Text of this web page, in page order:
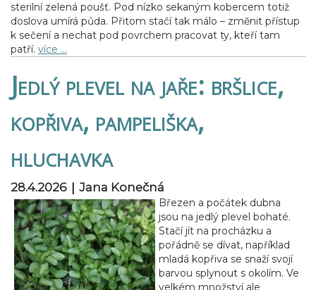
sterilní zelená poušť. Pod nízko sekaným kobercem totiž
doslova umírá půda. Přitom stačí tak málo – změnit přístup
k sečení a nechat pod povrchem pracovat ty, kteří tam
patří. více …
Jedlý plevel na jaře: bršlice,
kopřiva, pampeliška,
hluchavka
28.4.2026 | Jana Konečná
Březen a počátek dubna
jsou na jedlý plevel bohaté.
Stačí jít na procházku a
pořádně se dívat, například
mladá kopřiva se snaží svojí
barvou splynout s okolím. Ve
velkém množství ale